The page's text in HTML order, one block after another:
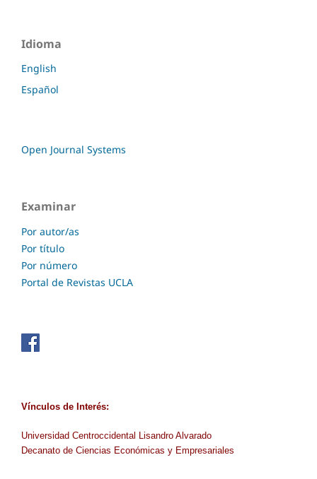
Idioma
English
Español
Open Journal Systems
Examinar
Por autor/as
Por título
Por número
Portal de Revistas UCLA
Vínculos de Interés:
Universidad Centroccidental Lisandro Alvarado
Decanato de Ciencias Económicas y Empresariales